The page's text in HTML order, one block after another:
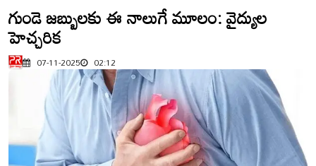
గుండె జబ్బులకు ఈ నాలుగే మూలం: వైద్యుల
హెచ్చరిక
07-11-2025 02:12